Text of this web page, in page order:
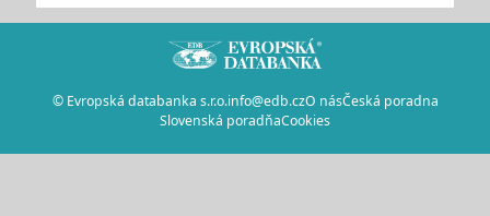
© Evropská databanka s.r.o.info@edb.czO násČeská poradna
Slovenská poradňaCookies